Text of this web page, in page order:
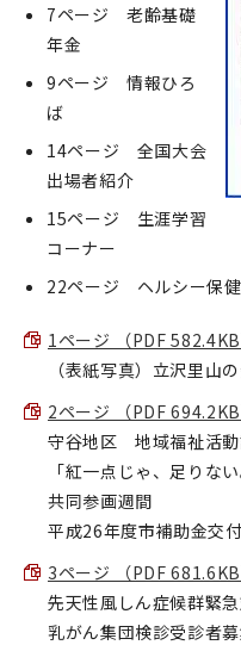
7ページ 老齢基礎
年金
9ページ 情報ひろ
ば
14ページ 全国大会
出場者紹介
15ページ 生涯学習
コーナー
22ページ ヘルシー保健
1ページ （PDF 582.4KB
（表紙写真）立沢里山
2ページ （PDF 694.2KB
守谷地区 地域福祉活動
「紅一点じゃ、足りな
共同参画週間
平成26年度市補助金交
3ページ （PDF 681.6KB
先天性風しん症候群緊急
乳がん集団検診受診者